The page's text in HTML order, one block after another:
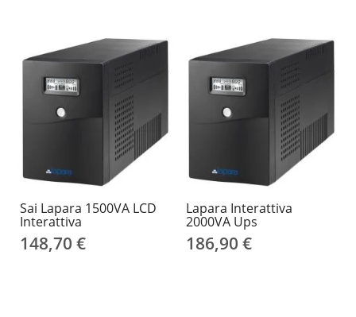
Sai Lapara 1500VA LCD
Interattiva
148,70 €
Lapara Interattiva
2000VA Ups
186,90 €